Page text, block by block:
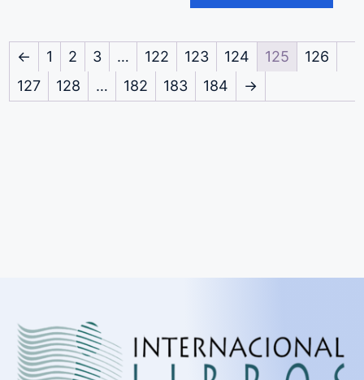
← 1 2 3 … 122 123 124 125
126
127
128 … 182 183 184 →